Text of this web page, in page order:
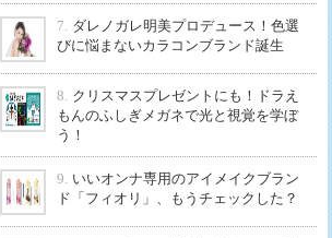
7. ダレノガレ明美プロデュース！色選
びに悩まないカラコンブランド誕生
8. クリスマスプレゼントにも！ドラえ
もんのふしぎメガネで光と視覚を学ぼ
う！
9. いいオンナ専用のアイメイクブラン
ド「フィオリ」、もうチェックした？